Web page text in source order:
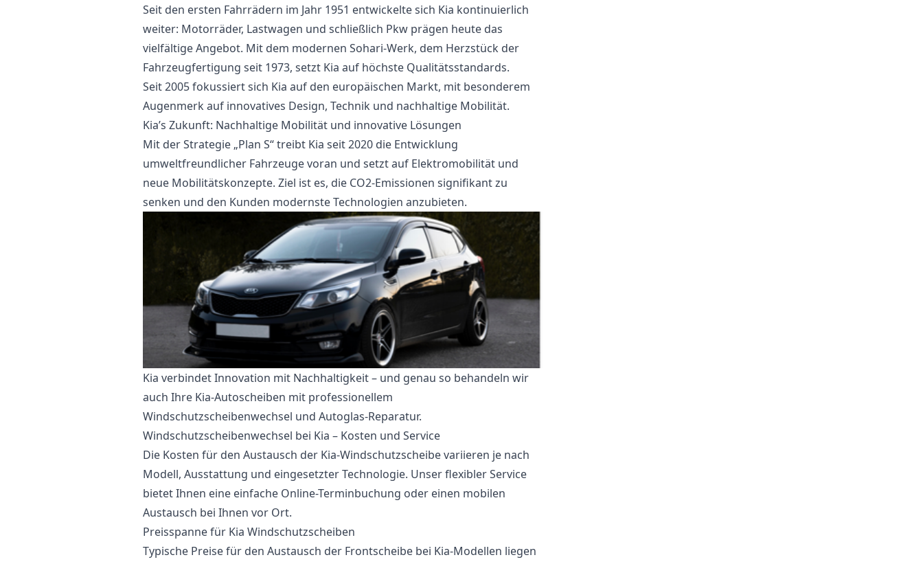
Seit den ersten Fahrrädern im Jahr 1951 entwickelte sich Kia kontinuierlich
weiter: Motorräder, Lastwagen und schließlich Pkw prägen heute das
vielfältige Angebot. Mit dem modernen Sohari-Werk, dem Herzstück der
Fahrzeugfertigung seit 1973, setzt Kia auf höchste Qualitätsstandards.
Seit 2005 fokussiert sich Kia auf den europäischen Markt, mit besonderem
Augenmerk auf innovatives Design, Technik und nachhaltige Mobilität.
Kia’s Zukunft: Nachhaltige Mobilität und innovative Lösungen
Mit der Strategie „Plan S“ treibt Kia seit 2020 die Entwicklung
umweltfreundlicher Fahrzeuge voran und setzt auf Elektromobilität und
neue Mobilitätskonzepte. Ziel ist es, die CO2-Emissionen signifikant zu
senken und den Kunden modernste Technologien anzubieten.
Kia verbindet Innovation mit Nachhaltigkeit – und genau so behandeln wir
auch Ihre Kia-Autoscheiben mit professionellem
Windschutzscheibenwechsel und Autoglas-Reparatur.
Windschutzscheibenwechsel bei Kia – Kosten und Service
Die Kosten für den Austausch der Kia-Windschutzscheibe variieren je nach
Modell, Ausstattung und eingesetzter Technologie. Unser flexibler Service
bietet Ihnen eine einfache Online-Terminbuchung oder einen mobilen
Austausch bei Ihnen vor Ort.
Preisspanne für Kia Windschutzscheiben
Typische Preise für den Austausch der Frontscheibe bei Kia-Modellen liegen